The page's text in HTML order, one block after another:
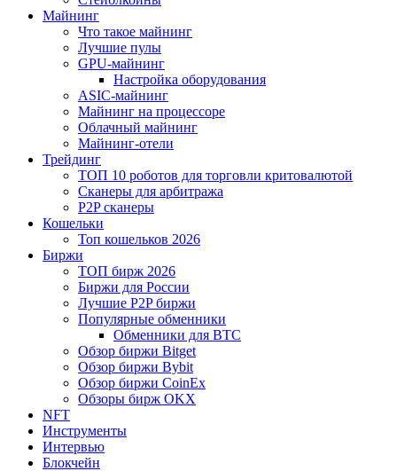
Майнинг
Что такое майнинг
Лучшие пулы
GPU-майнинг
Настройка оборудования
ASIC-майнинг
Майнинг на процессоре
Облачный майнинг
Майнинг-отели
Трейдинг
ТОП 10 роботов для торговли критовалютой
Сканеры для арбитража
P2P сканеры
Кошельки
Топ кошельков 2026
Биржи
ТОП бирж 2026
Биржи для России
Лучшие P2P биржи
Популярные обменники
Обменники для BTC
Обзор биржи Bitget
Обзор биржи Bybit
Обзор биржи CoinEx
Обзоры бирж OKX
NFT
Инструменты
Интервью
Блокчейн